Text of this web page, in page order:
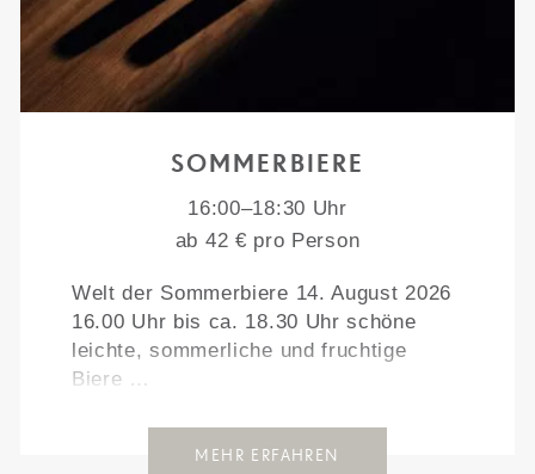
SOMMERBIERE
16:00–18:30 Uhr
ab 42 € pro Person
Welt der Sommerbiere 14. August 2026
16.00 Uhr bis ca. 18.30 Uhr schöne
leichte, sommerliche und fruchtige
Biere …
MEHR ERFAHREN